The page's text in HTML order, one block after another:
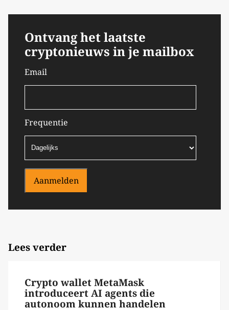
Ontvang het laatste
cryptonieuws in je mailbox
Email
Frequentie
Aanmelden
Lees verder
Crypto wallet MetaMask
introduceert AI agents die
autonoom kunnen handelen